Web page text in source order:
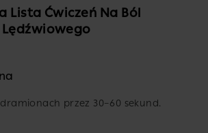
Lista Ćwiczeń Na Ból
Lędźwiowego
przez 30–60 sekund.